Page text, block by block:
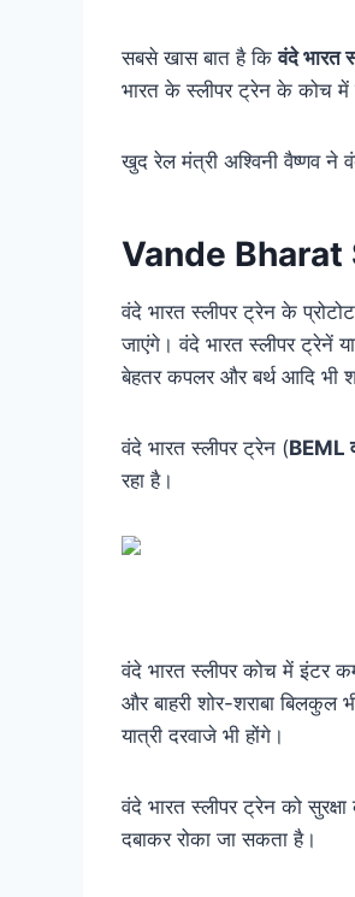
सबसे खास बात है किवंदे भारत
भारत के स्लीपर ट्रेन के कोच में
खुद रेल मंत्री अश्विनी वैष्णव ने
Vande Bharat
वंदे भारत स्लीपर ट्रेन के
जाएंगे। वंदे भारत स्लीपर ट्रेनें
बेहतर कपलर और बर्थ आदि भी
वंदे भारत स्लीपर ट्रेन (BEML
रहा है।
वंदे भारत स्लीपर कोच में इंटर
और बाहरी शोर-शराबा बिलकुल
यात्री दरवाजे भी होंगे।
वंदे भारत स्लीपर ट्रेन को
दबाकर रोका जा सकता है।